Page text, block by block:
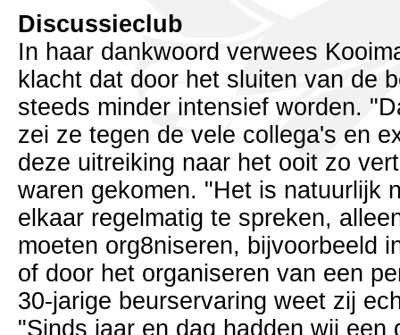
Discussieclub
In haar dankwoord verwees
klacht dat door het sluiten van de
steeds minder intensief worden.
zei ze tegen de vele collega's en
deze uitreiking naar het ooit zo
waren gekomen. "Het is natuurlijk
elkaar regelmatig te spreken,
moeten org8niseren, bijvoorbeeld
of door het organiseren van een
30-jarige beurservaring weet zij
"Sinds jaar en dag hadden wij